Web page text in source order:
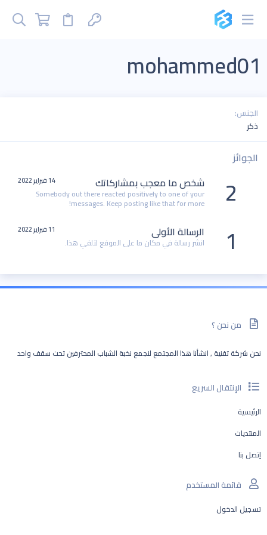
mohammed01
الجنس
ذكر
الجوائز
2 14 فبراير 2022 شخص ما معجب بمشاركاتك
Somebody out there reacted positively to one of your
messages. Keep posting like that for more!
1 11 فبراير 2022 الرسالة الأولى
انشر رسالة في مكان ما على الموقع لتلقي هذا.
من نحن ؟
نحن شركة تقنية , انشأنا هذا المجتمع لنجمع نخبة الشباب المحترفين تحت سقف واحد
الإنتقال السريع
الرئيسية
المنتديات
إتصل بنا
قائمة المستخدم
تسجيل الدخول